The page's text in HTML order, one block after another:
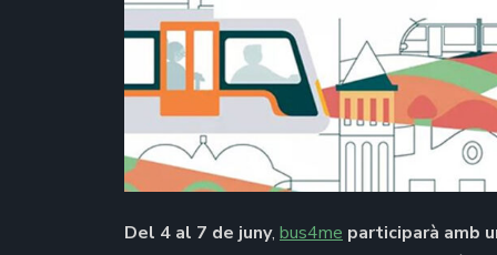
Del 4 al 7 de juny, bus4me participarà amb